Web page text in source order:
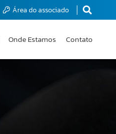
Área do associado
Onde Estamos Contato